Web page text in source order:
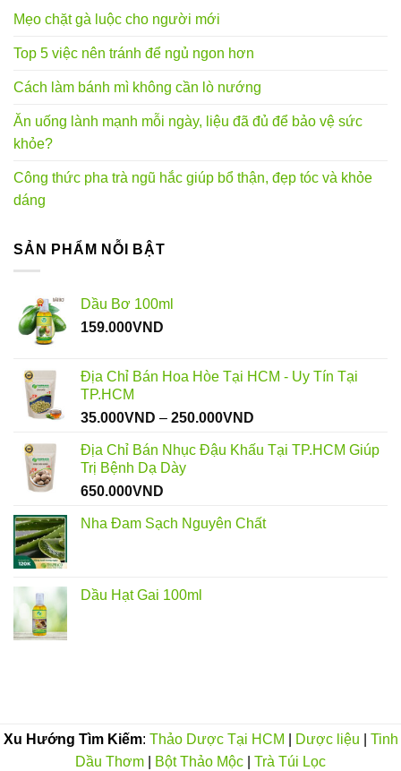
Mẹo chặt gà luộc cho người mới
Top 5 việc nên tránh để ngủ ngon hơn
Cách làm bánh mì không cần lò nướng
Ăn uống lành mạnh mỗi ngày, liệu đã đủ để bảo vệ sức
khỏe?
Công thức pha trà ngũ hắc giúp bổ thận, đẹp tóc và khỏe
dáng
SẢN PHẨM NỖI BẬT
Dầu Bơ 100ml
159.000VND
Địa Chỉ Bán Hoa Hòe Tại HCM - Uy Tín Tại
TP.HCM
35.000VND – 250.000VND
từ
Địa Chỉ Bán Nhục Đậu Khấu Tại TP.HCM Giúp
Trị Bệnh Dạ Dày
650.000VND
Nha Đam Sạch Nguyên Chất
Dầu Hạt Gai 100ml
Xu Hướng Tìm Kiếm: Thảo Dược Tại HCM Dược liệu
Tinh
Dầu Thơm
Bột Thảo Mộc Trà Túi Lọc